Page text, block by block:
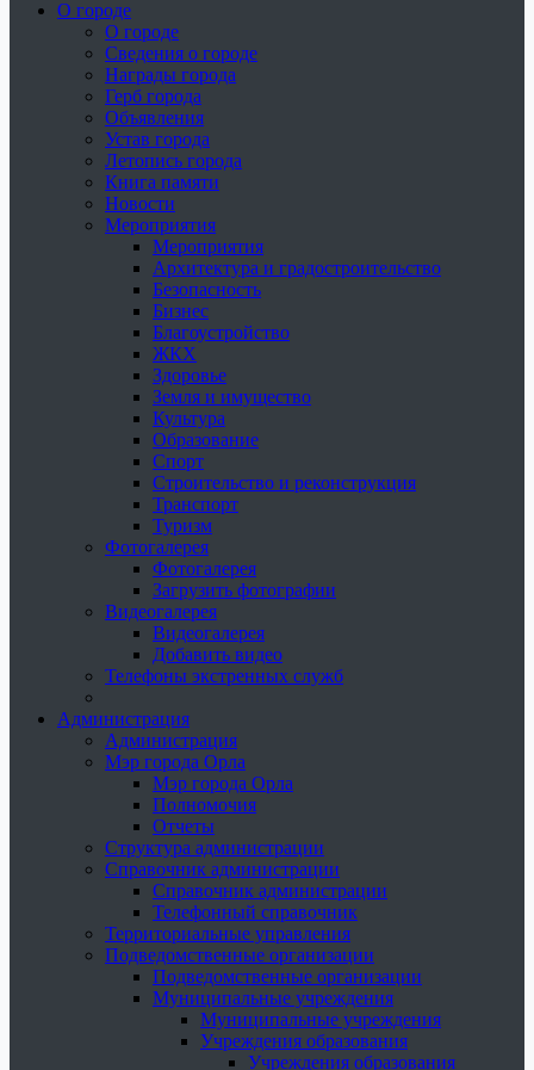
О городе
О городе
Сведения о городе
Награды города
Герб города
Объявления
Устав города
Летопись города
Книга памяти
Новости
Мероприятия
Мероприятия
Архитектура и градостроительство
Безопасность
Бизнес
Благоустройство
ЖКХ
Здоровье
Земля и имущество
Культура
Образование
Спорт
Строительство и реконструкция
Транспорт
Туризм
Фотогалерея
Фотогалерея
Загрузить фотографии
Видеогалерея
Видеогалерея
Добавить видео
Телефоны экстренных служб
Администрация
Администрация
Мэр города Орла
Мэр города Орла
Полномочия
Отчеты
Структура администрации
Справочник администрации
Справочник администрации
Телефонный справочник
Территориальные управления
Подведомственные организации
Подведомственные организации
Муниципальные учреждения
Муниципальные учреждения
Учреждения образования
Учреждения образования